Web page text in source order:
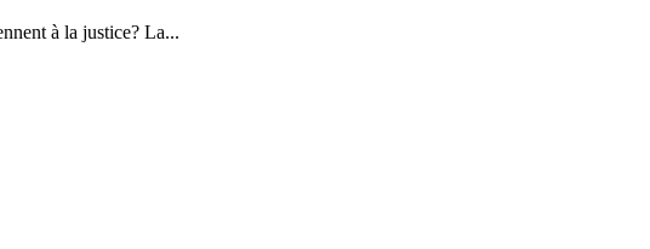
à la justice? La...